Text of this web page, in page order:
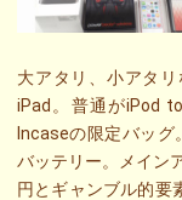
大アタリ、小アタ
iPad。普通がiPod
Incaseの限定バッグ
バッテリー。メイン
円とギャンブル的要